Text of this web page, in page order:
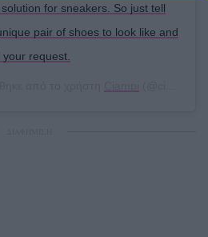
for sneakers. So just tell
pair of shoes to look like and
request.